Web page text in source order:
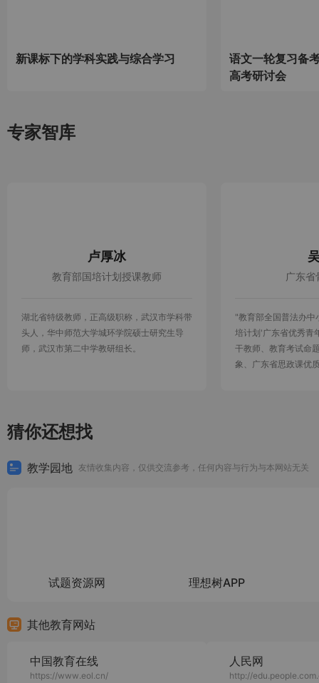
新课标下的学科实践与综合学习
语文一轮复习
高考研讨会
专家智库
卢厚冰
教育部国培计划授课教师
湖北省特级教师，正高级职称，武汉市学科带
头人，华中师范大学城环学院硕士研究生导
师，武汉市第二中学教研组长。
广东省
"教育部全国普法办
培计划'广东省优秀青
干教师、教育考试命
象、广东省思政课优
猜你还想找
教学园地 友情收集内容，仅供交流参考，任何内容与行为与本网站无关
试题资源网 理想树APP
其他教育网站
中国教育在线
https://www.eol.cn/
人民网
http://